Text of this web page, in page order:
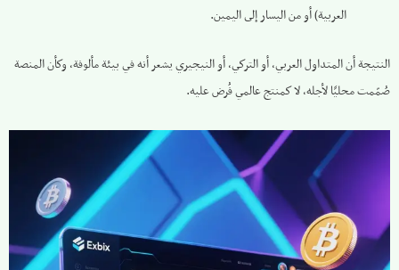
العربية) أو من اليسار إلى اليمين.
النتيجة أن المتداول العربي، أو التركي، أو النيجيري يشعر أنه في بيئة مألوفة، وكأن المنصة
صُمّمت محليًا لأجله، لا كمنتج عالمي فُرض عليه.